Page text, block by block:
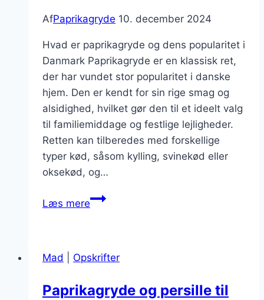
AfPaprikagryde 10. december 2024
Hvad er paprikagryde og dens popularitet i
Danmark Paprikagryde er en klassisk ret,
der har vundet stor popularitet i danske
hjem. Den er kendt for sin rige smag og
alsidighed, hvilket gør den til et ideelt valg
til familiemiddage og festlige lejligheder.
Retten kan tilberedes med forskellige
typer kød, såsom kylling, svinekød eller
oksekød, og…
Læs merePaprikagryde
familieaften
Mad Opskrifter
Paprikagryde og persille til